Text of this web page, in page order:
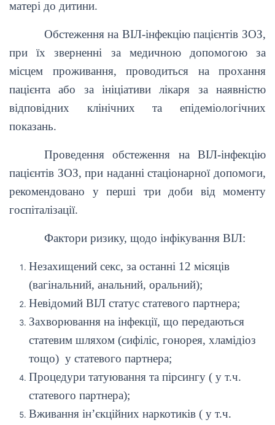
матері до дитини.
Обстеження на ВІЛ-інфекцію пацієнтів ЗОЗ,
при їх зверненні за медичною допомогою за
місцем проживання, проводиться на прохання
пацієнта або за ініціативи лікаря за наявністю
відповідних клінічних та епідеміологічних
показань.
Проведення обстеження на ВІЛ-інфекцію
пацієнтів ЗОЗ, при наданні стаціонарної допомоги,
рекомендовано у перші три доби від моменту
госпіталізації.
Фактори ризику, щодо інфікування ВІЛ:
Незахищений секс, за останні 12 місяців
(вагінальний, анальний, оральний);
Невідомий ВІЛ статус статевого партнера;
Захворювання на інфекції, що передаються
статевим шляхом (сифіліс, гонорея, хламідіоз
тощо) у статевого партнера;
Процедури татуювання та пірсингу ( у т.ч.
статевого партнера);
Вживання ін’єкційних наркотиків ( у т.ч.